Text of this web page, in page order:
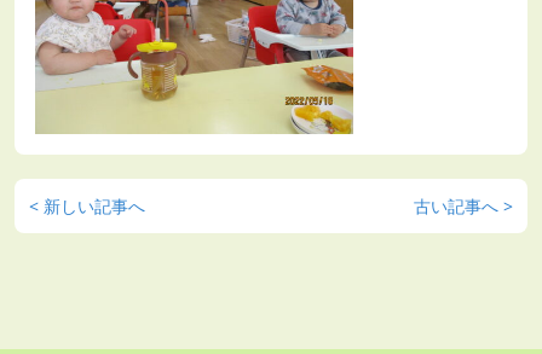
< 新しい記事へ 古い記事へ >